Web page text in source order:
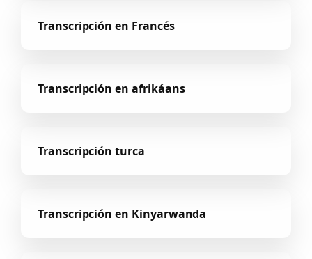
Transcripción en Francés
Transcripción en afrikáans
Transcripción turca
Transcripción en Kinyarwanda